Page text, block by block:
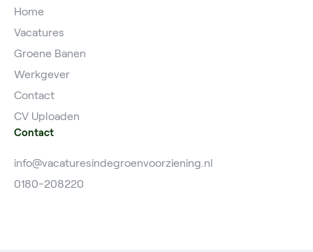
Home
Vacatures
Groene Banen
Werkgever
Contact
CV Uploaden
Contact
info@vacaturesindegroenvoorziening.nl
0180-208220